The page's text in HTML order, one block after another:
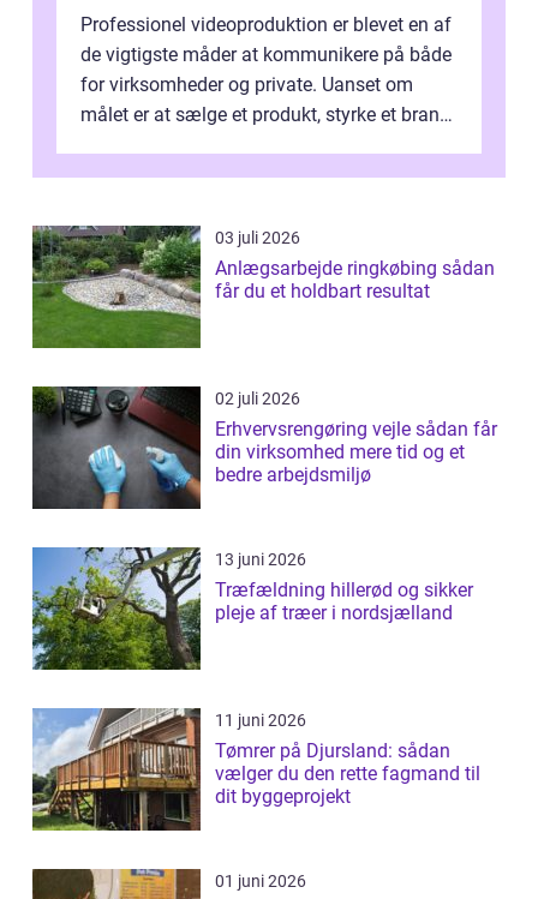
Professionel videoproduktion er blevet en af
de vigtigste måder at kommunikere på både
for virksomheder og private. Uanset om
målet er at sælge et produkt, styrke et brand,
03 juli 2026
Anlægsarbejde ringkøbing sådan
får du et holdbart resultat
02 juli 2026
Erhvervsrengøring vejle sådan får
din virksomhed mere tid og et
bedre arbejdsmiljø
13 juni 2026
Træfældning hillerød og sikker
pleje af træer i nordsjælland
11 juni 2026
Tømrer på Djursland: sådan
vælger du den rette fagmand til
dit byggeprojekt
01 juni 2026